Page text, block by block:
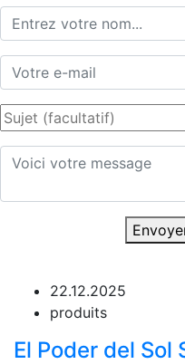
22.12.2025
produits
El Poder del Sol